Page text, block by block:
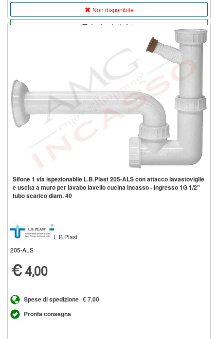
Non disponibile
Aggiungi alla lista
Sifone 1 via ispezionabile L.B.Plast 205-ALS con attacco lavastoviglie
e uscita a muro per lavabo lavello cucina incasso - ingresso 1G 1/2"
tubo scarico diam. 40
L.B.Plast
205-ALS
4,00
Spese di spedizione € 7,00
Pronta consegna